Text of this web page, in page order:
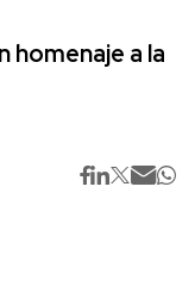
homenaje a la